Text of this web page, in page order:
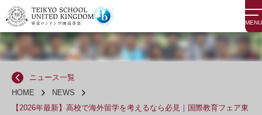
MENU
ニュース一覧
HOME
NEWS
【2026年最新】高校で海外留学を考えるなら必見｜国際教育フェア東